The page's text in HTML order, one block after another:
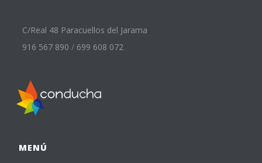
C/Real 48 Paracuellos del Jarama
916 567 890 / 699 608 072
MENÚ